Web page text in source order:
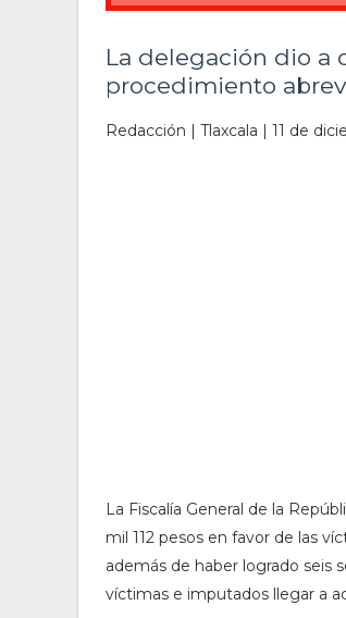
La delegación dio a
procedimiento
Redacción | Tlaxcala | 11 de
La Fiscalía General de la
mil 112 pesos en favor de las
además de haber logrado seis
víctimas e imputados llegar a